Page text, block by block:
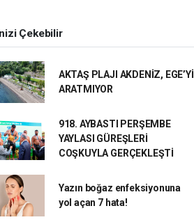
Çekebilir
AKTAŞ PLAJI AKDENİZ, EGE’Yİ
ARATMIYOR
918. AYBASTI PERŞEMBE
YAYLASI GÜREŞLERİ
COŞKUYLA GERÇEKLEŞTİ
Yazın boğaz enfeksiyonuna
yol açan 7 hata!